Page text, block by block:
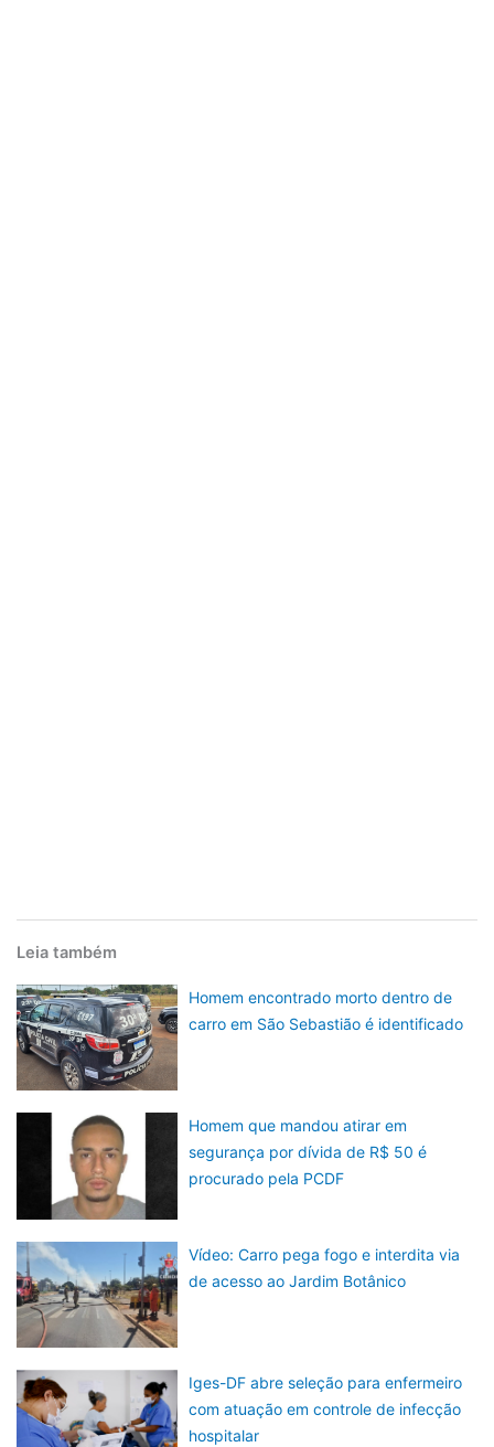
Leia também
Homem encontrado morto dentro de
carro em São Sebastião é identificado
Homem que mandou atirar em
segurança por dívida de R$ 50 é
procurado pela PCDF
Vídeo: Carro pega fogo e interdita via
de acesso ao Jardim Botânico
Iges-DF abre seleção para enfermeiro
com atuação em controle de infecção
hospitalar